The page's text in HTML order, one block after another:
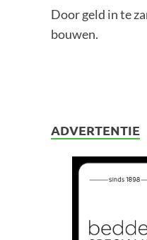
Door geld in te
bouwen.
ADVERTENTIE